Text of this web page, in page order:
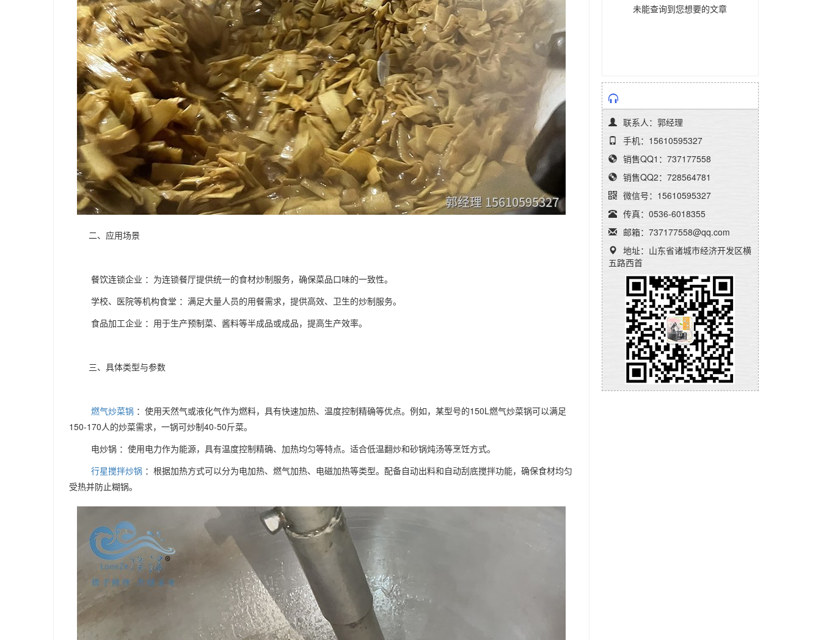
二、应用场景
餐饮连锁企业 ：为连锁餐厅提供统一的食材炒制服务，确保菜品口味的一致性。
学校、医院等机构食堂 ：满足大量人员的用餐需求，提供高效、卫生的炒制服务。
食品加工企业 ：用于生产预制菜、酱料等半成品或成品，提高生产效率。
三、具体类型与参数
燃气炒菜锅 ：使用天然气或液化气作为燃料，具有快速加热、温度控制精确等优点。例如，某型号的150L燃气炒菜锅可以满足
150-170人的炒菜需求，一锅可炒制40-50斤菜。
电炒锅 ：使用电力作为能源，具有温度控制精确、加热均匀等特点。适合低温翻炒和砂锅炖汤等烹饪方式。
行星搅拌炒锅 ：根据加热方式可以分为电加热、燃气加热、电磁加热等类型。配备自动出料和自动刮底搅拌功能，确保食材均匀
受热并防止糊锅。
未能查询到您想要的文章
联系人：郭经理
手机：15610595327
销售QQ1：737177558
销售QQ2：728564781
微信号：15610595327
传真：0536-6018355
邮箱：737177558@qq.com
地址：山东省诸城市经济开发区横
五路西首